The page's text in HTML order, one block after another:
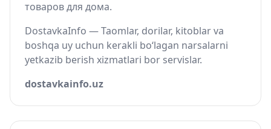
товаров для дома.
DostavkaInfo — Taomlar, dorilar, kitoblar va
boshqa uy uchun kerakli bo‘lagan narsalarni
yetkazib berish xizmatlari bor servislar.
dostavkainfo.uz